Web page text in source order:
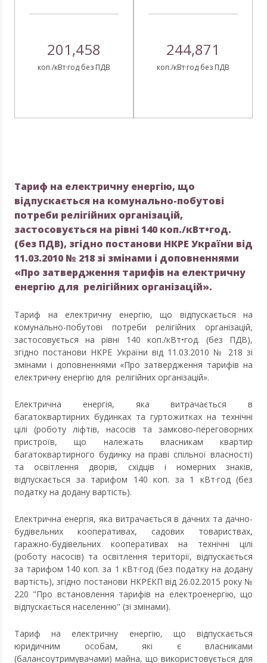
201,458
коп./кВт·год без ПДВ
244,871
коп./кВт·год без ПДВ
Тариф на електричну енергію, що
відпускається на комунально-побутові
потреби релігійних організацій,
застосовується на рівні 140 коп./кВт•год.
(без ПДВ), згідно постанови НКРЕ України від
11.03.2010 № 218 зі змінами і доповненнями
«Про затвердження тарифів на електричну
енергію для релігійних організацій».
Тариф на електричну енергію, що відпускається на
комунально-побутові потреби релігійних організацій,
застосовується на рівні 140 коп./кВт•год. (без ПДВ),
згідно постанови НКРЕ України від 11.03.2010 № 218 зі
змінами і доповненнями «Про затвердження тарифів на
електричну енергію для релігійних організацій».
Електрична енергія, яка витрачається в
багатоквартирних будинках та гуртожитках на технічні
цілі (роботу ліфтів, насосів та замково-переговорних
пристроїв, що належать власникам квартир
багатоквартирного будинку на праві спільної власності)
та освітлення дворів, східців і номерних знаків,
відпускається за тарифом 140 коп. за 1 кВт·год (без
податку на додану вартість).
Електрична енергія, яка витрачається в дачних та дачно-
будівельних кооперативах, садових товариствах,
гаражно-будівельних кооперативах на технічні цілі
(роботу насосів) та освітлення території, відпускається
за тарифом 140 коп. за 1 кВт·год (без податку на додану
вартість), згідно постанови НКРЕКП від 26.02.2015 року №
220 "Про встановлення тарифів на електроенергію, що
відпускається населенню" (зі змінами).
Тариф на електричну енергію, що відпускається
юридичним особам, які є власниками
(балансоутримувачами) майна, що використовується для